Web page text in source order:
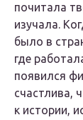
почитала
изучала.
было в
где
появился
счастлива,
к истории,